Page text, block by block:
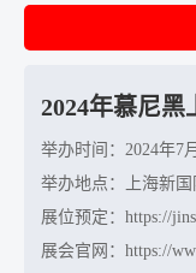
2024年慕尼黑
举办时间：2024年7
举办地点：上海新
展位预定：https://
展会官网：https://